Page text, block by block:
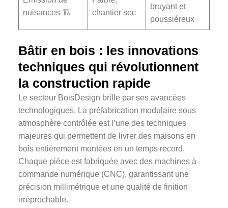
nuisances 🏗️
chantier sec
bruyant et
poussiéreux
Bâtir en bois : les innovations
techniques qui révolutionnent
la construction rapide
Le secteur BoisDesign brille par ses avancées
technologiques. La préfabrication modulaire sous
atmosphère contrôlée est l’une des techniques
majeures qui permettent de livrer des maisons en
bois entièrement montées en un temps record.
Chaque pièce est fabriquée avec des machines à
commande numérique (CNC), garantissant une
précision millimétrique et une qualité de finition
irréprochable.